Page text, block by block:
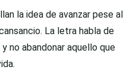
la idea de avanzar pese al
La letra habla de
no abandonar aquello que